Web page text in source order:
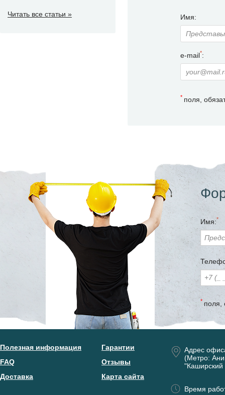
Читать все статьи » Имя:
e-mail*:
* поля,
Имя:*
* поля,
Полезная информация
FAQ
Доставка
Гарантии
Отзывы
Карта сайта
Адрес
(Метро:
Время